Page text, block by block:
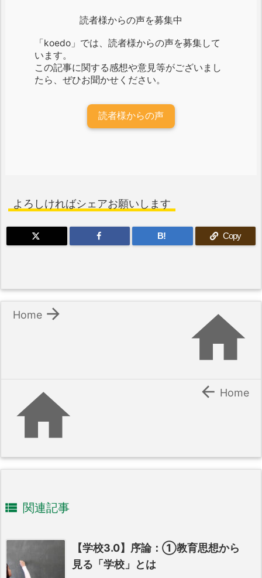
読者様からの声を募集中
「koedo」では、読者様からの声を募集して
います。
この記事に関する感想や意見等がございまし
たら、ぜひお聞かせください。
読者様からの声
よろしければシェアお願いします
B! Copy


Home
  Home
 関連記事
【学校3.0】序論：①教育思想から
見る「学校」とは